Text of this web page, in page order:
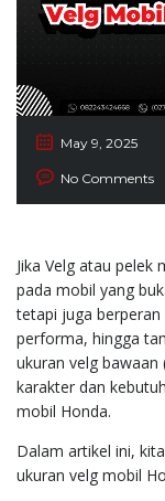
May 9, 2025
No Comments
Jika Velg atau
pada mobil yang
tetapi juga
performa, hingga
ukuran velg bawaan
karakter dan
mobil Honda.
Dalam artikel ini,
ukuran velg mobil